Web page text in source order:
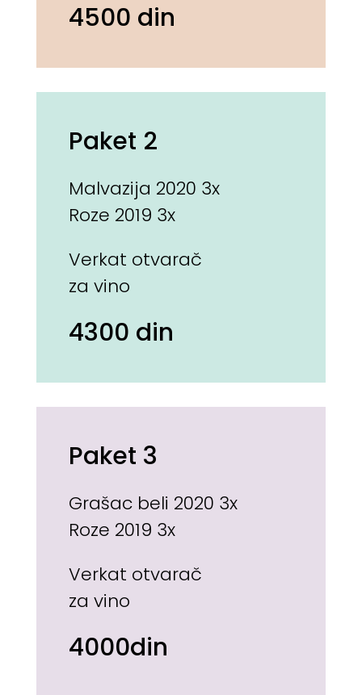
4500 din
Paket 2
Malvazija 2020 3x
Roze 2019 3x
Verkat otvarač
za vino
4300 din
Paket 3
Grašac beli 2020 3x
Roze 2019 3x
Verkat otvarač
za vino
4000din